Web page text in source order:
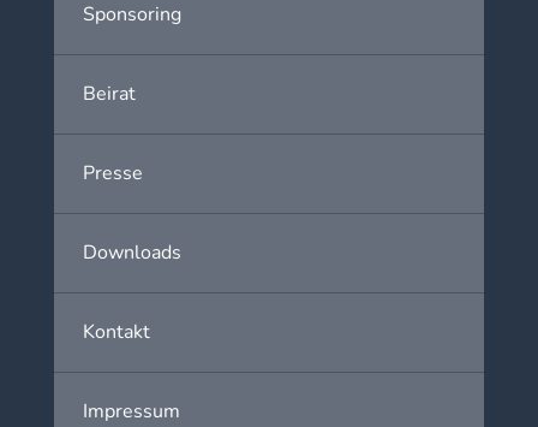
Sponsoring
Beirat
Presse
Downloads
Kontakt
Impressum